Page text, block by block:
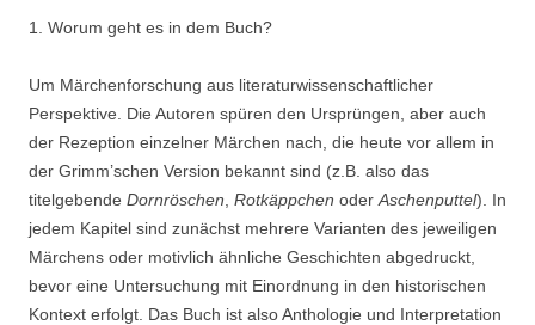
1. Worum geht es in dem Buch?
Um Märchenforschung aus literaturwissenschaftlicher
Perspektive. Die Autoren spüren den Ursprüngen, aber auch
der Rezeption einzelner Märchen nach, die heute vor allem in
der Grimm’schen Version bekannt sind (z.B. also das
titelgebende Dornröschen Rotkäppchen oder Aschenputtel). In
jedem Kapitel sind zunächst mehrere Varianten des jeweiligen
Märchens oder motivlich ähnliche Geschichten abgedruckt,
bevor eine Untersuchung mit Einordnung in den historischen
Kontext erfolgt. Das Buch ist also Anthologie und Interpretation